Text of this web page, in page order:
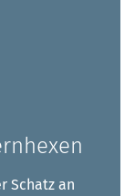
Schatz an